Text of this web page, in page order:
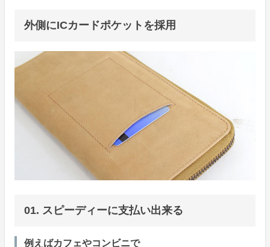
外側にICカードポケットを採用
01. スピーディーに支払い出来る
例えばカフェやコンビニで